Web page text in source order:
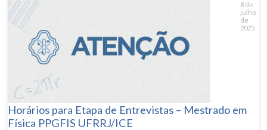
8 de
julho
de
2025
Horários para Etapa de Entrevistas – Mestrado em
Física PPGFIS UFRRJ/ICE